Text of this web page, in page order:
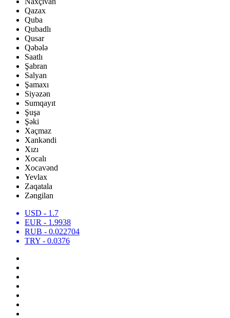
Qazax
Quba
Qubadlı
Qusar
Qəbələ
Saatlı
Şabran
Salyan
Şamaxı
Siyəzən
Sumqayıt
Şuşa
Şəki
Xaçmaz
Xankəndi
Xızı
Xocalı
Xocavənd
Yevlax
Zaqatala
Zəngilan
USD - 1.7
EUR - 1.9938
RUB - 0.022704
TRY - 0.0376